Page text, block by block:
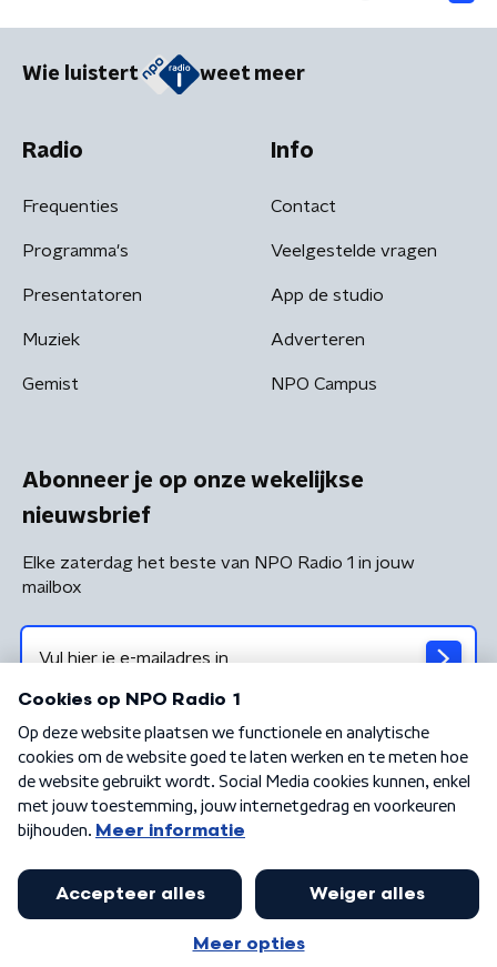
Wie luistert weet meer
Radio
Frequenties
Programma's
Presentatoren
Muziek
Gemist
Info
Contact
Veelgestelde vragen
App de studio
Adverteren
NPO Campus
Abonneer je op onze wekelijkse
nieuwsbrief
Elke zaterdag het beste van NPO Radio 1 in jouw
mailbox
Algemene voorwaarden Privacybeleid